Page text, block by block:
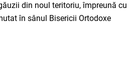
din noul teritoriu, împreună cu
în sânul Bisericii Ortodoxe